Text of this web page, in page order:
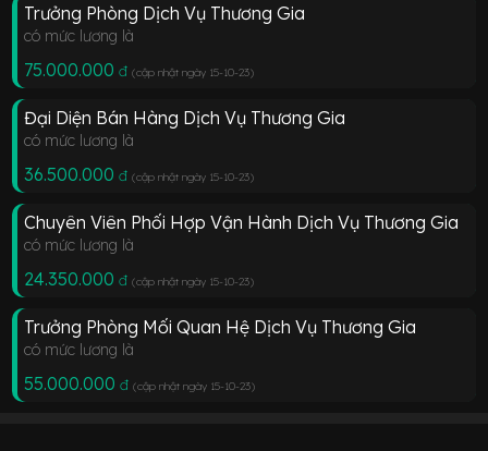
Trưởng Phòng Dịch Vụ Thương Gia
có mức lương là
75.000.000 đ (cập nhật ngày 15-10-23)
Đại Diện Bán Hàng Dịch Vụ Thương Gia
có mức lương là
36.500.000 đ (cập nhật ngày 15-10-23)
Chuyên Viên Phối Hợp Vận Hành Dịch Vụ Thương Gia
có mức lương là
24.350.000 đ (cập nhật ngày 15-10-23)
Trưởng Phòng Mối Quan Hệ Dịch Vụ Thương Gia
có mức lương là
55.000.000 đ (cập nhật ngày 15-10-23)